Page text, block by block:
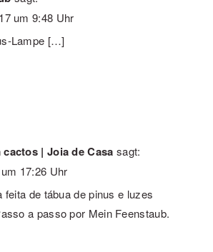
um 9:48 Uhr
Lampe […]
| Joia de Casa sagt:
17:26 Uhr
de tábua de pinus e luzes
a passo por Mein Feenstaub.